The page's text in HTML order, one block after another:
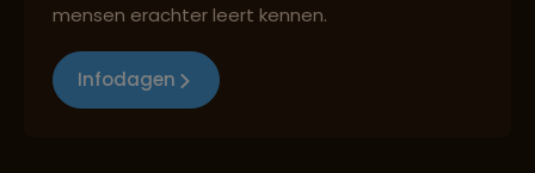
mensen erachter leert kennen.
Infodagen